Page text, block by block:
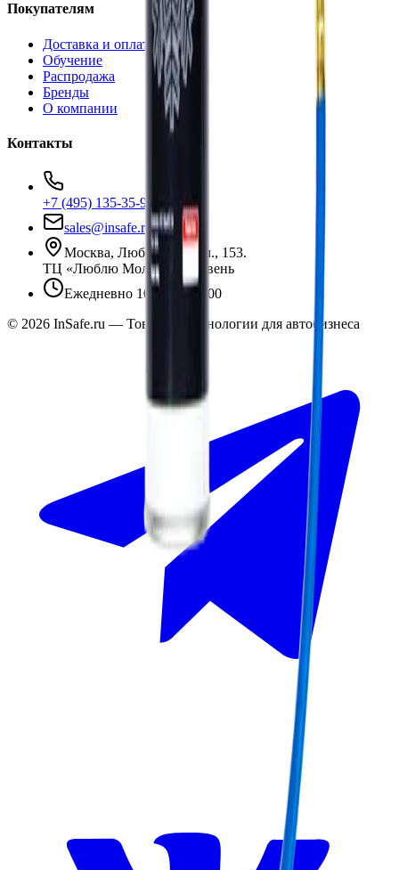
Покупателям
Доставка и оплата
Обучение
Распродажа
Бренды
О компании
Контакты
+7 (495) 135-35-99
sales@insafe.ru
Москва, Люблинская ул., 153.
ТЦ «Люблю Молл», -1 уровень
Ежедневно 10:00 — 19:00
© 2026 InSafe.ru — Товары и технологии для автобизнеса